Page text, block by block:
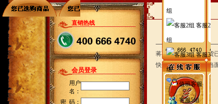
组
客服2
组
客服3
组
值班客服
客服5组
直销热线
蒋小姐，您好，您的货
快递员送货上门时请当